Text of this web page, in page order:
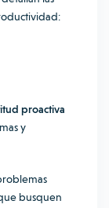
proactiva
y
busquen